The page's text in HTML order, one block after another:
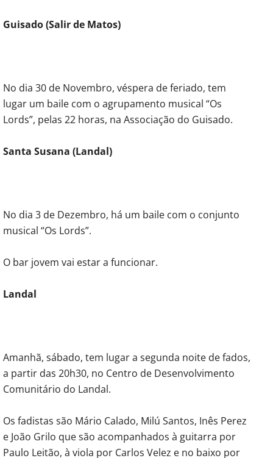
Guisado (Salir de Matos)
No dia 30 de Novembro, véspera de feriado, tem
lugar um baile com o agrupamento musical “Os
Lords”, pelas 22 horas, na Associação do Guisado.
Santa Susana (Landal)
No dia 3 de Dezembro, há um baile com o conjunto
musical “Os Lords”.
O bar jovem vai estar a funcionar.
Landal
Amanhã, sábado, tem lugar a segunda noite de fados,
a partir das 20h30, no Centro de Desenvolvimento
Comunitário do Landal.
Os fadistas são Mário Calado, Milú Santos, Inês Perez
e João Grilo que são acompanhados à guitarra por
Paulo Leitão, à viola por Carlos Velez e no baixo por